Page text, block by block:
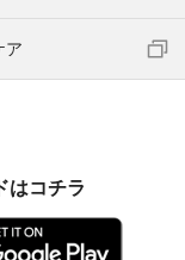
ア
はコチラ